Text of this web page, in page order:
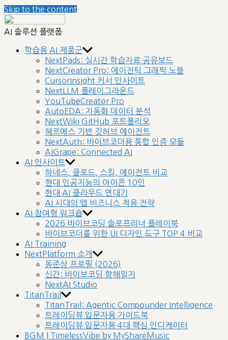
Skip to the content
AI 솔루션 플랫폼
학습용 AI 제품군
NextPads: 실시간 학습자료 공유보드
NextCreator Pro: 에이전틱 그래픽 노블
CursorInsight 커서 인사이트
NextLLM 플레이그라운드
YouTubeCreator Pro
AutoEDA: 자동화 데이터 분석
NextWiki GitHub 포트폴리오
헤르메스 기반 깃허브 에이전트
NextAuth: 바이브코더용 통합 인증 모듈
AIGrape: Connected AI
AI 인사이트
하네스, 클로드, 스킬, 에이전트 비교
현대 인공지능의 아이콘 10인
현대 AI 클라우드 연대기
AI 시대의 앱 비즈니스 적응 전략
AI 참여형 워크숍
2026 바이브코딩 솔로프리너 플레이북
바이브코더를 위한 UI 디자인 도구 TOP 4 비교
AI Training
NextPlatform 소개
동준상 프로필 (2026)
신간: 바이브코딩 항해일지
NextAI Studio
TitanTrail
TitanTrail: Agentic Compounder Intelligence
트레이딩뷰 입문자용 가이드북
트레이딩뷰 입문자용 4대 핵심 인디케이터
BGM | TimelessVibe by MyShareMusic